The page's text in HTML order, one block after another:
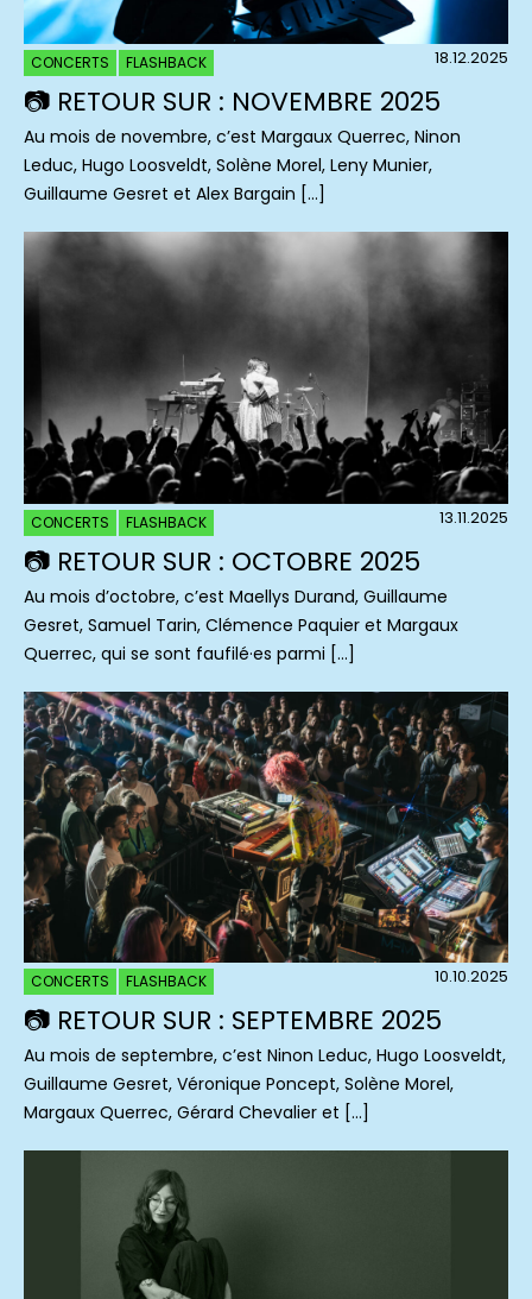
CONCERTS FLASHBACK 18.12.2025
📷 RETOUR SUR : NOVEMBRE 2025
Au mois de novembre, c’est Margaux Querrec, Ninon
Leduc, Hugo Loosveldt, Solène Morel, Leny Munier,
Guillaume Gesret et Alex Bargain […]
CONCERTS FLASHBACK 13.11.2025
📷 RETOUR SUR : OCTOBRE 2025
Au mois d’octobre, c’est Maellys Durand, Guillaume
Gesret, Samuel Tarin, Clémence Paquier et Margaux
Querrec, qui se sont faufilé·es parmi […]
CONCERTS FLASHBACK 10.10.2025
📷 RETOUR SUR : SEPTEMBRE 2025
Au mois de septembre, c’est Ninon Leduc, Hugo Loosveldt,
Guillaume Gesret, Véronique Poncept, Solène Morel,
Margaux Querrec, Gérard Chevalier et […]